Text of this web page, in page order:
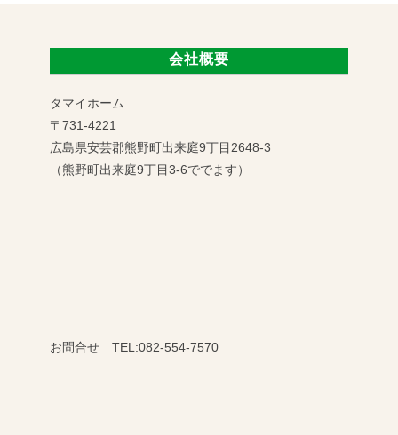
会社概要
タマイホーム
〒731-4221
広島県安芸郡熊野町出来庭9丁目2648-3
（熊野町出来庭9丁目3-6ででます）
お問合せ TEL:082-554-7570